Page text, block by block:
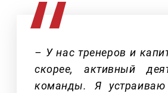
– У нас тренеров и
скорее, активный
команды. Я